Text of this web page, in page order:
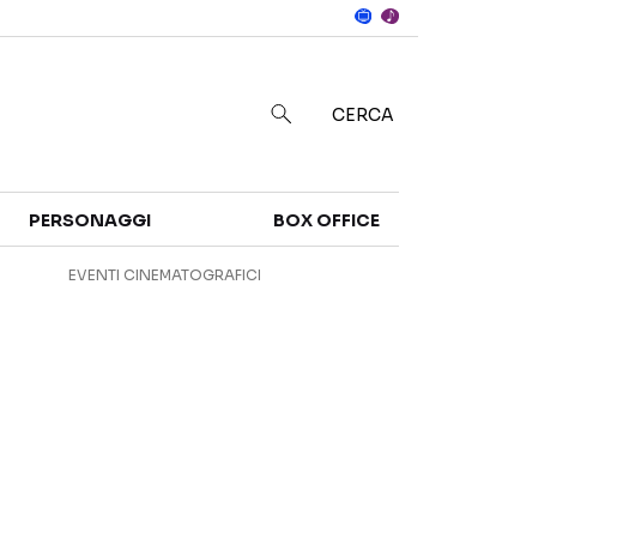
CURIOSITÀ
CERCA
PERSONAGGI BOX OFFICE
EVENTI CINEMATOGRAFICI